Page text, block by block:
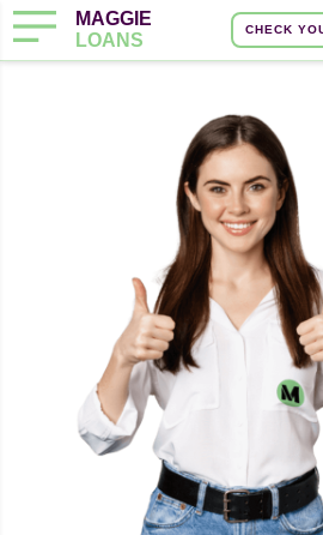
MAGGIE
LOANS
CHECK